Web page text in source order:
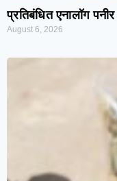
प्रतिबंधित एनालॉग
August 6, 2026